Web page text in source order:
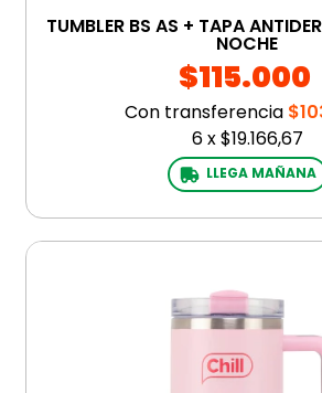
TUMBLER BS AS + TAPA
NOCHE
$115.000
Con transferencia
6x$19.166,67
LLEGA MAÑANA